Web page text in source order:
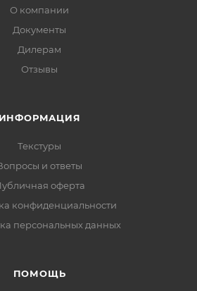
О компании
Документы
Дилерам
Отзывы
ИНФОРМАЦИЯ
Текстуры
и ответы
оферта
конфиденциальности
персональных данных
ПОМОЩЬ